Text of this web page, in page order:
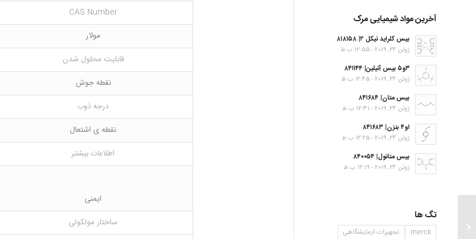
CAS Number
مولار
قابلیت محلول شدن
نقطه جوش
درجه ذوب
نقطه ی اشتعال
اطلاعات بیشتر
ایمنی
ساختار مولکولی
آخرین مواد شیمیایی مرک
بیس کلراید نیکل ۲| ۸۱۸۱۵۸
ژوئن 24, 2019 - 12:55 ب.ظ
۳و۵ بیس آنیلین| ۸۴۱۱۴۴
ژوئن 24, 2019 - 12:45 ب.ظ
بیس متان| ۸۴۱۶۸۴
ژوئن 24, 2019 - 12:31 ب.ظ
۱و۴ بنزن| ۸۴۱۶۸۳
ژوئن 24, 2019 - 12:25 ب.ظ
بیس متانول| ۸۴۰۰۵۴
ژوئن 24, 2019 - 12:19 ب.ظ
تگ ها
merck
تجهیزات ازمایشگاهی